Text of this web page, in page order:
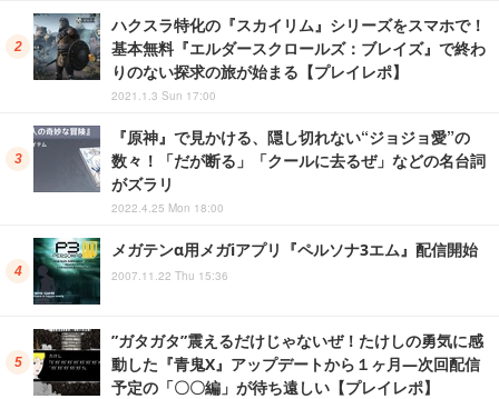
ハクスラ特化の『スカイリム』シリーズをスマホで！
基本無料『エルダースクロールズ：ブレイズ』で終わ
りのない探求の旅が始まる【プレイレポ】
2021.1.3 Sun 17:00
『原神』で見かける、隠し切れない“ジョジョ愛”の
数々！「だが断る」「クールに去るぜ」などの名台詞
がズラリ
2022.4.25 Mon 18:00
メガテンα用メガiアプリ『ペルソナ3エム』配信開始
2007.11.22 Thu 15:36
”ガタガタ”震えるだけじゃないぜ！たけしの勇気に感
動した『青鬼X』アップデートから１ヶ月―次回配信
予定の「〇〇編」が待ち遠しい【プレイレポ】